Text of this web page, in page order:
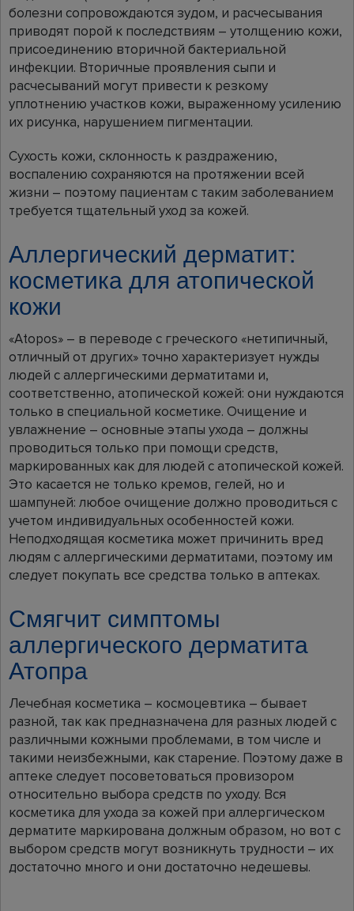
болезни сопровождаются зудом, и расчесывания
приводят порой к последствиям – утолщению кожи,
присоединению вторичной бактериальной
инфекции. Вторичные проявления сыпи и
расчесываний могут привести к резкому
уплотнению участков кожи, выраженному усилению
их рисунка, нарушением пигментации.
Сухость кожи, склонность к раздражению,
воспалению сохраняются на протяжении всей
жизни – поэтому пациентам с таким заболеванием
требуется тщательный уход за кожей.
Аллергический дерматит:
косметика для атопической
кожи
«Atopos» – в переводе с греческого «нетипичный,
отличный от других» точно характеризует нужды
людей с аллергическими дерматитами и,
соответственно, атопической кожей: они нуждаются
только в специальной косметике. Очищение и
увлажнение – основные этапы ухода – должны
проводиться только при помощи средств,
маркированных как для людей с атопической кожей.
Это касается не только кремов, гелей, но и
шампуней: любое очищение должно проводиться с
учетом индивидуальных особенностей кожи.
Неподходящая косметика может причинить вред
людям с аллергическими дерматитами, поэтому им
следует покупать все средства только в аптеках.
Смягчит симптомы
аллергического дерматита
Атопра
Лечебная косметика – космоцевтика – бывает
разной, так как предназначена для разных людей с
различными кожными проблемами, в том числе и
такими неизбежными, как старение. Поэтому даже в
аптеке следует посоветоваться провизором
относительно выбора средств по уходу. Вся
косметика для ухода за кожей при аллергическом
дерматите маркирована должным образом, но вот с
выбором средств могут возникнуть трудности – их
достаточно много и они достаточно недешевы.